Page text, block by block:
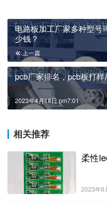
电路板加工厂家多种型号
少钱？
上一篇
pcb厂家排名，pcb板打
2023年4月18日 pm7:01
相关推荐
柔性
2023年6